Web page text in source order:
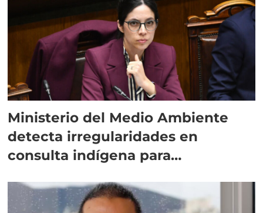
Ministerio del Medio Ambiente
detecta irregularidades en
consulta indígena para